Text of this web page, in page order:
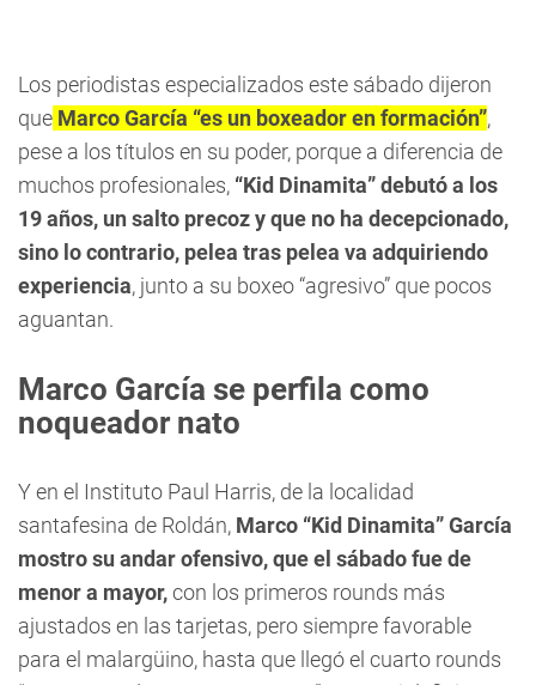
Los periodistas especializados este sábado dijeron
que Marco García “es un boxeador en formación”,
pese a los títulos en su poder, porque a diferencia de
muchos profesionales, “Kid Dinamita” debutó a los
19 años, un salto precoz y que no ha decepcionado,
sino lo contrario, pelea tras pelea va adquiriendo
experiencia, junto a su boxeo “agresivo” que pocos
aguantan.
Marco García se perfila como
noqueador nato
Y en el Instituto Paul Harris, de la localidad
santafesina de Roldán, Marco “Kid Dinamita” García
mostro su andar ofensivo, que el sábado fue de
menor a mayor,con los primeros rounds más
ajustados en las tarjetas, pero siempre favorable
para el malargüino, hasta que llegó el cuarto rounds